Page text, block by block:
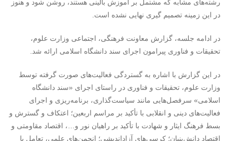
رشته‌های مشابه که مشتمل بر آموزش بالینی هستند، روشن شود و هنوز
در این زمینه تصمیم گیری نهایی نشده است.
در ادامه جلسه، گزارش معاونت فرهنگی، اجتماعی وزارت علوم،
تحقیقات و فناوری پیرامون اجرای سند دانشگاه اسلامی ارائه شد.
در این گزارش با اشاره به گستردگی فعالیت‌های صورت گرفته توسط
وزارت علوم، تحقیقات و فناوری در راستای اجرای «سند دانشگاه
اسلامی» سرفصل‌هایی مانند سیاست‌گذاری، برنامه‌ریزی و اجرای
فعالیت‌های دینی و انقلابی با تأکید بر مراسم اربعین؛ اعتکاف و گسترش و
بسط فرهنگ ایثار و شهادت با تأکید بر راهیان نور و…، اقتصاد مقاومتی و
اقتصاد دانش‌بنیان؛ کرسی‌های آزاداندیشی؛ انجمن‌های علمی، تعامل با